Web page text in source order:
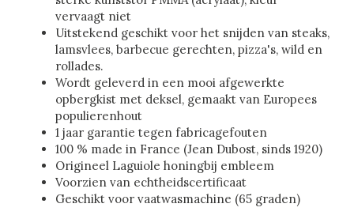
vervaagt niet
Uitstekend geschikt voor het snijden van steaks,
lamsvlees, barbecue gerechten, pizza's, wild en
rollades.
Wordt geleverd in een mooi afgewerkte
opbergkist met deksel, gemaakt van Europees
populierenhout
1 jaar garantie tegen fabricagefouten
100 % made in France (Jean Dubost, sinds 1920)
Origineel Laguiole honingbij embleem
Voorzien van echtheidscertificaat
Geschikt voor vaatwasmachine (65 graden)